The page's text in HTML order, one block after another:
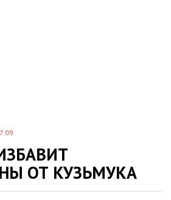
ОТ КУЗЬМУКА